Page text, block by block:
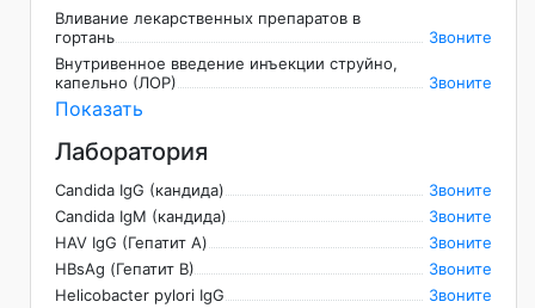
Вливание лекарственных препаратов в
гортань
Звоните
Внутривенное введение инъекции струйно,
капельно (ЛОР)
Звоните
Показать
Лаборатория
Candida IgG (кандида)
Звоните
Candida IgM (кандида)
Звоните
HAV IgG (Гепатит А)
Звоните
HBsAg (Гепатит B)
Звоните
Helicobacter pylori IgG
Звоните